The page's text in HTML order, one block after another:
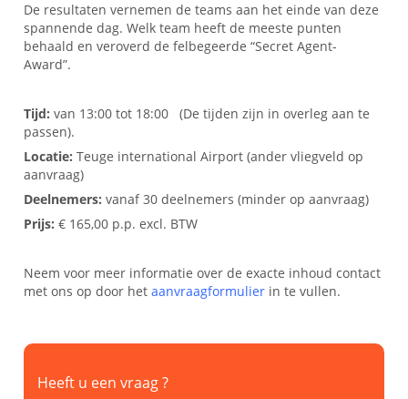
De resultaten vernemen de teams aan het einde van deze
spannende dag. Welk team heeft de meeste punten
behaald en veroverd de felbegeerde “Secret Agent-
Award”.
Tijd: van 13:00 tot 18:00 (De tijden zijn in overleg aan te
passen).
Locatie: Teuge international Airport (ander vliegveld op
aanvraag)
Deelnemers:vanaf 30 deelnemers (minder op aanvraag)
Prijs: € 165,00 p.p. excl. BTW
Neem voor meer informatie over de exacte inhoud contact
met ons op door hetaanvraagformulier in te vullen.
Heeft u een vraag ?